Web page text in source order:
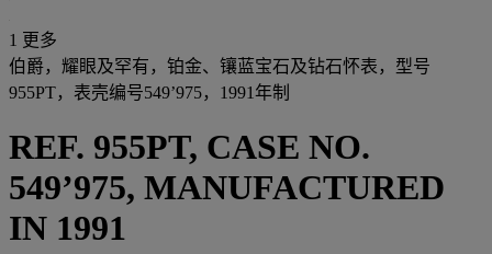
1 更多
伯爵，耀眼及罕有，铂金、镶蓝宝石及钻石怀表，型号
955PT，表壳编号549’975，1991年制
REF. 955PT, CASE NO.
549’975, MANUFACTURED
IN 1991